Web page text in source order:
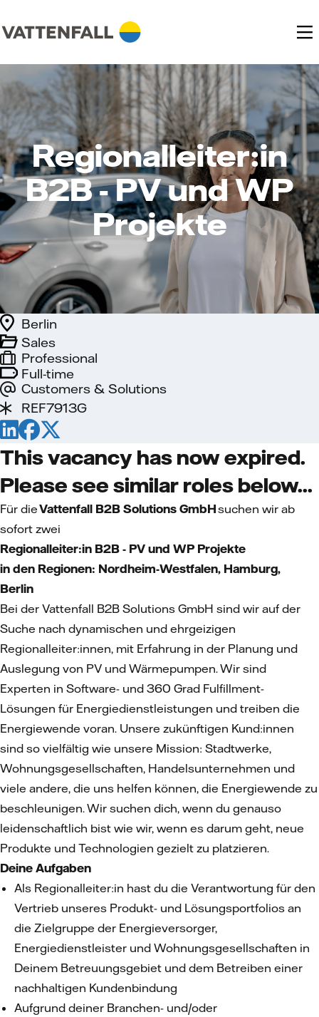
Regionalleiter:in
B2B - PV und WP
Projekte
Full-time
Customers & Solutions
Sales
Berlin
Professional
REF7913G
This vacancy has now expired.
Please see similar roles below...
Für dieVattenfall B2B Solutions GmbHsuchen wir ab
sofort zwei
Regionalleiter:in B2B - PV und WP Projekte
in den Regionen: Nordheim-Westfalen, Hamburg,
Berlin
Bei der Vattenfall B2B Solutions GmbH sind wir auf der
Suche nach dynamischen und ehrgeizigen
Regionalleiter:innen, mit Erfahrung in der Planung und
Auslegung von PV und Wärmepumpen. Wir sind
Experten in Software- und 360 Grad Fulfillment-
Lösungen für Energiedienstleistungen und treiben die
Energiewende voran. Unsere zukünftigen Kund:innen
sind so vielfältig wie unsere Mission: Stadtwerke,
Wohnungsgesellschaften, Handelsunternehmen und
viele andere, die uns helfen können, die Energiewende zu
beschleunigen. Wir suchen dich, wenn du genauso
leidenschaftlich bist wie wir, wenn es darum geht, neue
Produkte und Technologien gezielt zu platzieren.
Deine Aufgaben
Als Regionalleiter:in hast du die Verantwortung für den
Vertrieb unseres Produkt- und Lösungsportfolios an
die Zielgruppe der Energieversorger,
Energiedienstleister und Wohnungsgesellschaften in
Deinem Betreuungsgebiet und dem Betreiben einer
nachhaltigen Kundenbindung
Aufgrund deiner Branchen- und/oder